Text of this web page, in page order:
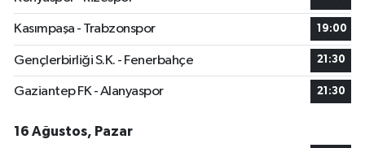
Kasımpaşa - Trabzonspor 19:00
Gençlerbirliği S.K. - Fenerbahçe 21:30
Gaziantep FK - Alanyaspor 21:30
16 Ağustos, Pazar